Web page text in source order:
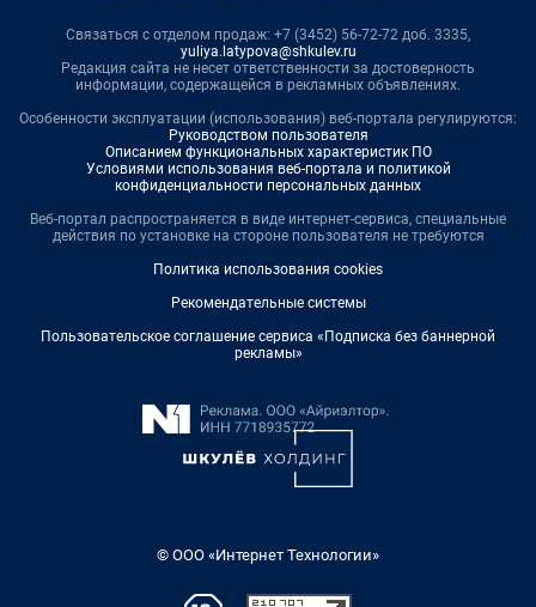
Связаться с отделом продаж: +7 (3452) 56-72-72 доб. 3335,
yuliya.latypova@shkulev.ru
Редакция сайта не несет ответственности за достоверность
информации, содержащейся в рекламных объявлениях.
Особенности эксплуатации (использования) веб-портала регулируются:
Руководством пользователя
Описанием функциональных характеристик ПО
Условиями использования веб-портала и политикой
конфиденциальности персональных данных
Веб-портал распространяется в виде интернет-сервиса, специальные
действия по установке на стороне пользователя не требуются
Политика использования cookies
Рекомендательные системы
Пользовательское соглашение сервиса «Подписка без баннерной
рекламы»
© ООО «Интернет Технологии»